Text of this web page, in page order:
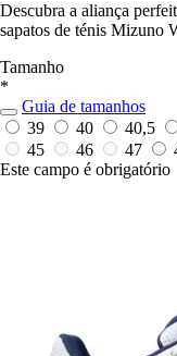
Descubra a aliança
sapatos de ténis Mizuno
Tamanho
*
Guia de tamanhos
39
40 40,5
45
46 47
Este campo é obrigatório